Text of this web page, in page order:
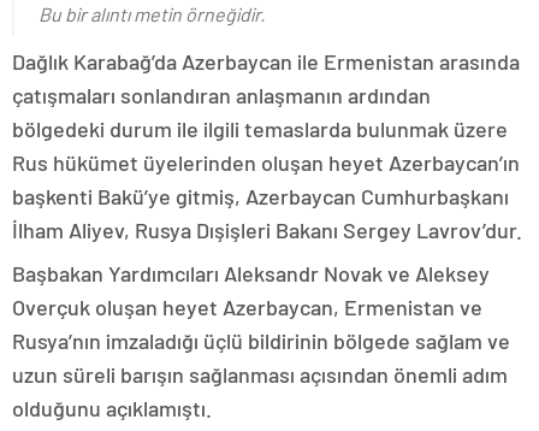
Bu bir alıntı metin örneğidir.
Dağlık Karabağ’da Azerbaycan ile Ermenistan arasında
çatışmaları sonlandıran anlaşmanın ardından
bölgedeki durum ile ilgili temaslarda bulunmak üzere
Rus hükümet üyelerinden oluşan heyet Azerbaycan’ın
başkenti Bakü’ye gitmiş, Azerbaycan Cumhurbaşkanı
İlham Aliyev, Rusya Dışişleri Bakanı Sergey Lavrov’dur.
Başbakan Yardımcıları Aleksandr Novak ve Aleksey
Overçuk oluşan heyet Azerbaycan, Ermenistan ve
Rusya’nın imzaladığı üçlü bildirinin bölgede sağlam ve
uzun süreli barışın sağlanması açısından önemli adım
olduğunu açıklamıştı.